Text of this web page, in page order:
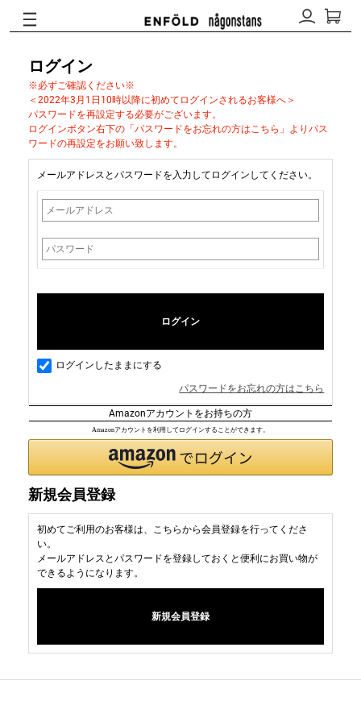
ログイン
※必ずご確認ください※
＜2022年3月1日10時以降に初めてログインされるお客様へ＞
パスワードを再設定する必要がございます。
ログインボタン右下の「パスワードをお忘れの方はこちら」よりパス
ワードの再設定をお願い致します。
メールアドレスとパスワードを入力してログインしてください。
ログインしたままにする
パスワードをお忘れの方はこちら
Amazonアカウントをお持ちの方
Amazonアカウントを利用してログインすることができます。
新規会員登録
初めてご利用のお客様は、こちらから会員登録を行ってくださ
い。
メールアドレスとパスワードを登録しておくと便利にお買い物が
できるようになります。